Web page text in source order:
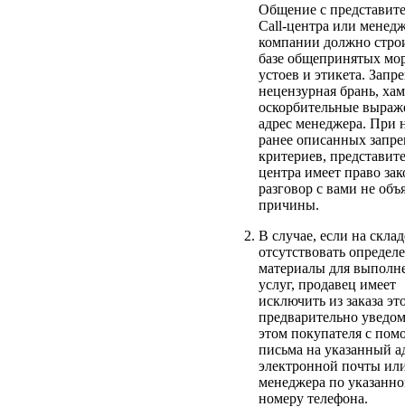
Общение с
Call-центра или
компании должно
базе общепринятых
устоев и этикета.
нецензурная брань,
оскорбительные
адрес менеджера. При
ранее описанных
критериев,
центра имеет право
разговор с вами не
причины.
В случае, если на
отсутствовать
материалы для
услуг, продавец имеет
исключить из заказа
предварительно
этом покупателя с
письма на указанный
электронной почты
менеджера по
номеру телефона.